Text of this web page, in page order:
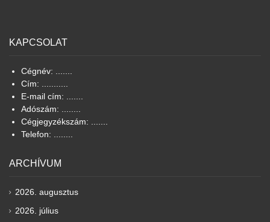
KAPCSOLAT
Cégnév: .......
Cím: ...........
E-mail cím: .......
Adószám: ........
Cégjegyzékszám: .......
Telefon: ........
ARCHÍVUM
2026. augusztus
2026. július